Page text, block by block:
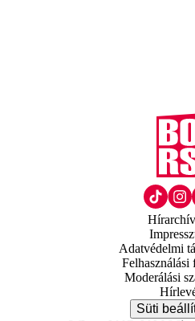
Adatvédelmi
Felhasználási
Moderálási
Süti